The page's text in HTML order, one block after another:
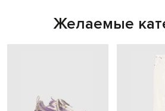
Желаемые